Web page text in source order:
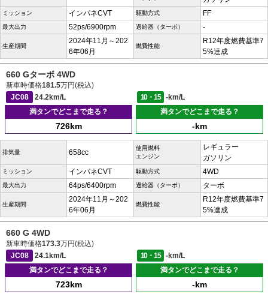
ミッション インパネCVT 駆動方式 FF
最大出力 52ps/6900rpm 過給器（ターボ） -
生産期間
2024年11月～202
6年06月
燃費性能
R12年度燃費基準7
5%達成
660 Gターボ 4WD
新車時価格181.5万円(税込)
JC08
24.2km/L 10・15
-km/L
満タンでどこまで走る？
726km
満タンでどこまで走る？
-km
排気量 658cc
使用燃料
エンジン
レギュラー
ガソリン
ミッション インパネCVT 駆動方式 4WD
最大出力 64ps/6400rpm 過給器（ターボ） ターボ
生産期間
2024年11月～202
6年06月
燃費性能
R12年度燃費基準7
5%達成
660 G 4WD
新車時価格173.3万円(税込)
JC08
24.1km/L 10・15
-km/L
満タンでどこまで走る？
723km
満タンでどこまで走る？
-km